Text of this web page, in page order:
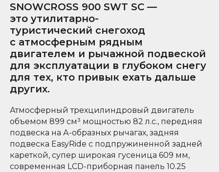
SNOWCROSS 900 SWT SC —
это утилитарно-
туристический снегоход
с атмосферным рядным
двигателем и рычажной подвеской
для эксплуатации в глубоком снегу
для тех, кто привык ехать дальше
других.
Атмосферный трехцилиндровый двигатель
объемом 899 см³ мощностью 82 л.с., передняя
подвеска на А-образных рычагах, задняя
подвеска EasyRide с подпружиненной задней
кареткой, супер широкая гусеница 609 мм,
современная LCD-приборная панель 10.25